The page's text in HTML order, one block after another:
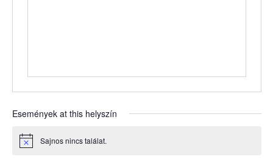
Események at this helyszín
Notice Sajnos nincs találat.